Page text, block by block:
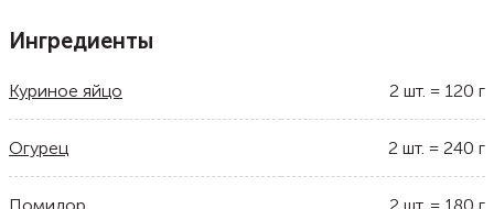
Ингредиенты
Куриное яйцо 2 шт. = 120 г
Огурец 2 шт. = 240 г